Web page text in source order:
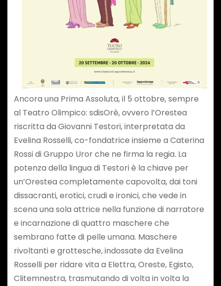
Ancora una Prima Assoluta, il 5 ottobre, sempre
al Teatro Olimpico: sdisOrè, ovvero l’Orestea
riscritta da Giovanni Testori, interpretata da
Evelina Rosselli, co-fondatrice insieme a Caterina
Rossi di Gruppo Uror che ne firma la regia. La
potenza della lingua di Testori è la chiave per
un’Orestea completamente capovolta, dai toni
dissacranti, erotici, crudi e ironici, che vede in
scena una sola attrice nella funzione di narratore
e incarnazione di quattro maschere che
sembrano fatte di pelle umana. Maschere
rivoltanti e grottesche, indossate da Evelina
Rosselli per ridare vita a Elettra, Oreste, Egisto,
Clitemnestra, trasmutando di volta in volta la